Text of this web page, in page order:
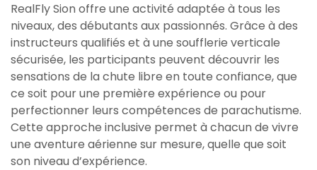
RealFly Sion offre une activité adaptée à tous les
niveaux, des débutants aux passionnés. Grâce à des
instructeurs qualifiés et à une soufflerie verticale
sécurisée, les participants peuvent découvrir les
sensations de la chute libre en toute confiance, que
ce soit pour une première expérience ou pour
perfectionner leurs compétences de parachutisme.
Cette approche inclusive permet à chacun de vivre
une aventure aérienne sur mesure, quelle que soit
son niveau d’expérience.